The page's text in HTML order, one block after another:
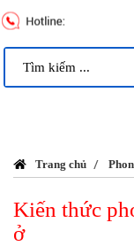
Trang chủ
Kiến thức
ở